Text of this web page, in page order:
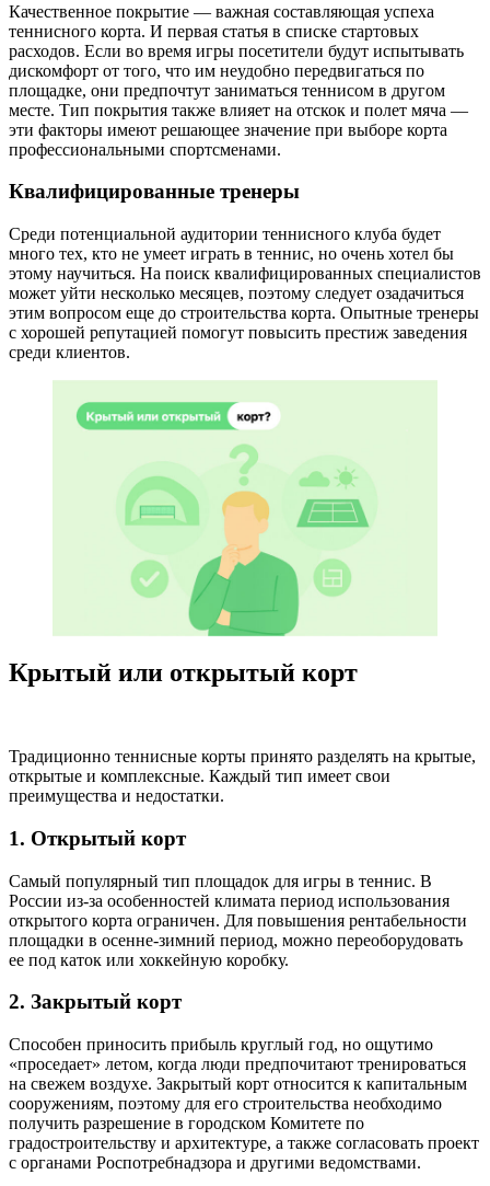
Качественное покрытие — важная составляющая успеха
теннисного корта. И первая статья в списке стартовых
расходов. Если во время игры посетители будут испытывать
дискомфорт от того, что им неудобно передвигаться по
площадке, они предпочтут заниматься теннисом в другом
месте. Тип покрытия также влияет на отскок и полет мяча —
эти факторы имеют решающее значение при выборе корта
профессиональными спортсменами.
Квалифицированные тренеры
Среди потенциальной аудитории теннисного клуба будет
много тех, кто не умеет играть в теннис, но очень хотел бы
этому научиться. На поиск квалифицированных специалистов
может уйти несколько месяцев, поэтому следует озадачиться
этим вопросом еще до строительства корта. Опытные тренеры
с хорошей репутацией помогут повысить престиж заведения
среди клиентов.
Крытый или открытый корт
Традиционно теннисные корты принято разделять на крытые,
открытые и комплексные. Каждый тип имеет свои
преимущества и недостатки.
1. Открытый корт
Самый популярный тип площадок для игры в теннис. В
России из-за особенностей климата период использования
открытого корта ограничен. Для повышения рентабельности
площадки в осенне-зимний период, можно переоборудовать
ее под каток или хоккейную коробку.
2. Закрытый корт
Способен приносить прибыль круглый год, но ощутимо
«проседает» летом, когда люди предпочитают тренироваться
на свежем воздухе. Закрытый корт относится к капитальным
сооружениям, поэтому для его строительства необходимо
получить разрешение в городском Комитете по
градостроительству и архитектуре, а также согласовать проект
с органами Роспотребнадзора и другими ведомствами.